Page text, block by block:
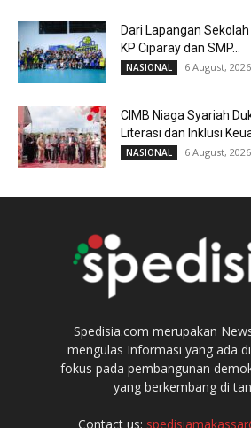
Dari Lapangan
KP Ciparay dan SMP...
NASIONAL 6 August, 2026
CIMB Niaga Syariah
Literasi dan Inklusi
NASIONAL 6 August, 2026
Spedisia.com merupakan
mengulas Informasi yang ada
fokus pada pembangunan
yang berkembang di
Contact us: